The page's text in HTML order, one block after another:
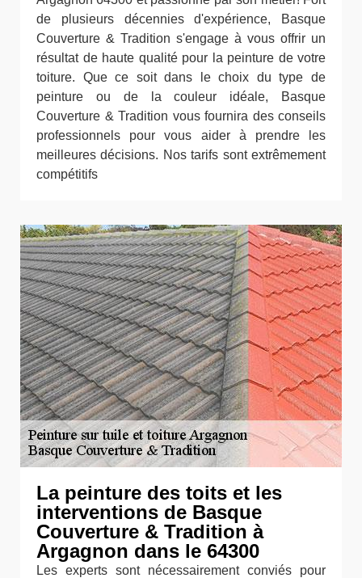
de plusieurs décennies d'expérience, Basque
Couverture & Tradition s'engage à vous offrir un
résultat de haute qualité pour la peinture de votre
toiture. Que ce soit dans le choix du type de
peinture ou de la couleur idéale, Basque
Couverture & Tradition vous fournira des conseils
professionnels pour vous aider à prendre les
meilleures décisions. Nos tarifs sont extrêmement
compétitifs
La peinture des toits et les
interventions de Basque
Couverture & Tradition à
Argagnon dans le 64300
Les experts sont nécessairement conviés pour